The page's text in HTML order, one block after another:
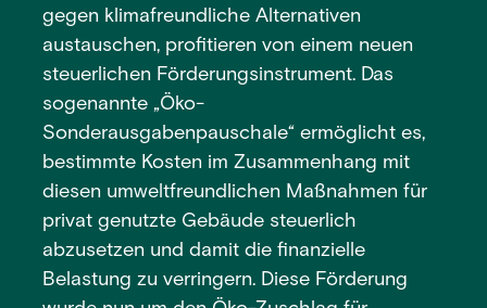
gegen klimafreundliche Alternativen
austauschen, profitieren von einem neuen
steuerlichen Förderungsinstrument. Das
sogenannte „Öko-
Sonderausgabenpauschale“ ermöglicht es,
bestimmte Kosten im Zusammenhang mit
diesen umweltfreundlichen Maßnahmen für
privat genutzte Gebäude steuerlich
abzusetzen und damit die finanzielle
Belastung zu verringern. Diese Förderung